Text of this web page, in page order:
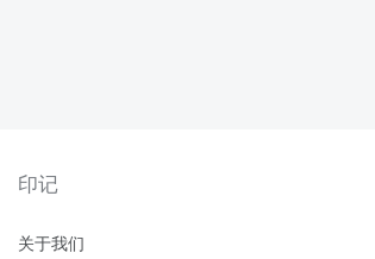
印记
关于我们